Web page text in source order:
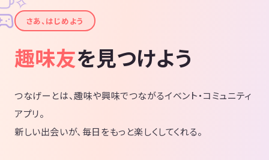
✦さあ、はじめよう
趣味友を見つけよう
つなげーとは、趣味や興味でつながるイベント・コミュニティ
アプリ。
新しい出会いが、毎日をもっと楽しくしてくれる。